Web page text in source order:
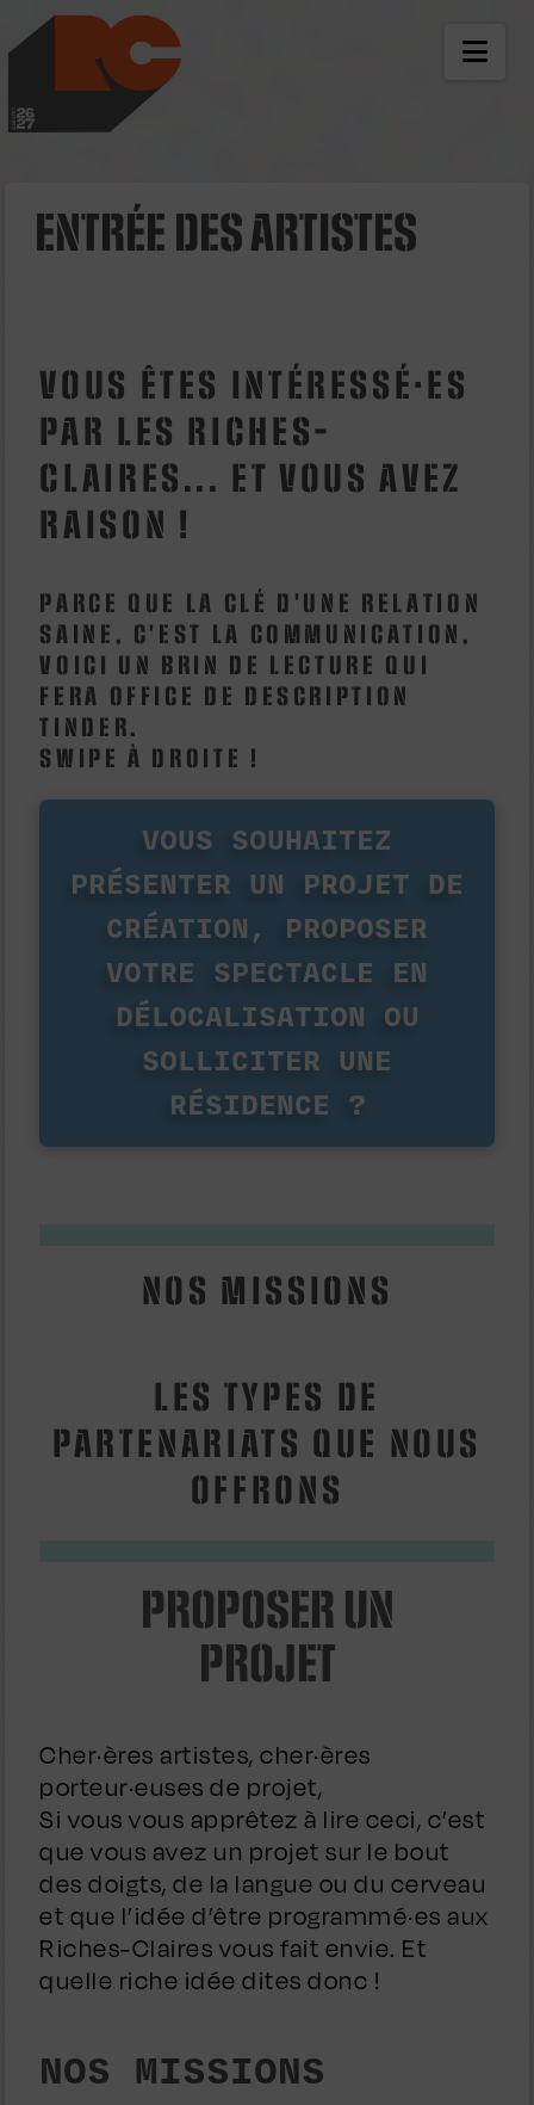
LES RICHES-
ENTRÉE DES ARTISTES
VOUS ÊTES INTÉRESSÉ·ES
PAR LES RICHES-
CLAIRES... ET VOUS AVEZ
RAISON !
PARCE QUE LA CLÉ D'UNE RELATION
SAINE, C'EST LA COMMUNICATION,
VOICI UN BRIN DE LECTURE QUI
FERA OFFICE DE DESCRIPTION
TINDER.
SWIPE À DROITE !
VOUS SOUHAITEZ
PRÉSENTER UN PROJET DE
CRÉATION, PROPOSER
VOTRE SPECTACLE EN
DÉLOCALISATION OU
SOLLICITER UNE
RÉSIDENCE ?
NOS MISSIONS
LES TYPES DE
PARTENARIATS QUE NOUS
OFFRONS
PROPOSER UN
PROJET
Cher·ères artistes, cher·ères
porteur·euses de projet,
Si vous vous apprêtez à lire ceci, c’est
que vous avez un projet sur le bout
des doigts, de la langue ou du cerveau
et que l’idée d’être programmé·es aux
Riches-Claires vous fait envie. Et
quelle riche idée dites donc !
NOS MISSIONS